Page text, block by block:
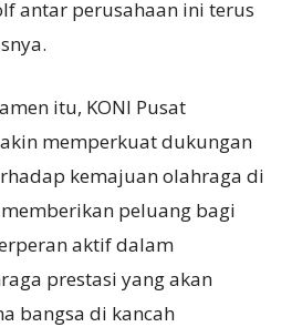
antar perusahaan ini terus
itu, KONI Pusat
memperkuat dukungan
kemajuan olahraga di
peluang bagi
aktif dalam
prestasi yang akan
bangsa di kancah